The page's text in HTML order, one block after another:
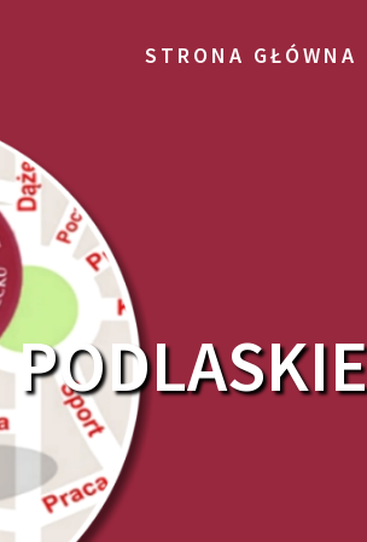
STRONA GŁÓWNA